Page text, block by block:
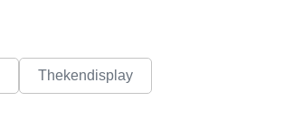
Thekendisplay